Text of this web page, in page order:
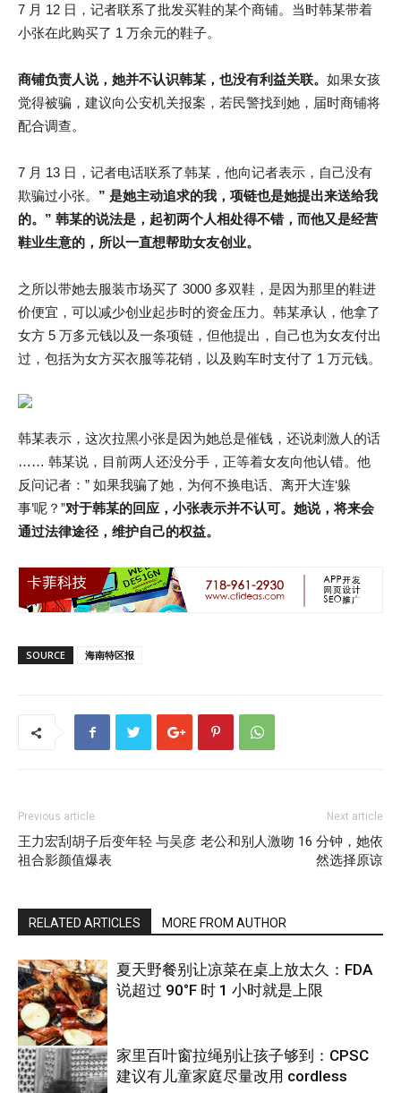
7 月 12 日，记者联系了批发买鞋的某个商铺。当时韩某带着
小张在此购买了 1 万余元的鞋子。
商铺负责人说，她并不认识韩某，也没有利益关联。 如果女孩
觉得被骗，建议向公安机关报案，若民警找到她，届时商铺将
配合调查。
7 月 13 日，记者电话联系了韩某，他向记者表示，自己没有
欺骗过小张。 ” 是她主动追求的我，项链也是她提出来送给我
的。” 韩某的说法是，起初两个人相处得不错，而他又是经营
鞋业生意的，所以一直想帮助女友创业。
之所以带她去服装市场买了 3000 多双鞋，是因为那里的鞋进
价便宜，可以减少创业起步时的资金压力。韩某承认，他拿了
女方 5 万多元钱以及一条项链，但他提出，自己也为女友付出
过，包括为女方买衣服等花销，以及购车时支付了 1 万元钱。
韩某表示，这次拉黑小张是因为她总是催钱，还说刺激人的话
…… 韩某说，目前两人还没分手，正等着女友向他认错。他
反问记者：” 如果我骗了她，为何不换电话、离开大连‘躲
事’呢？”对于韩某的回应，小张表示并不认可。她说，将来会
通过法律途径，维护自己的权益。
SOURCE 海南特区报
Previous article
王力宏刮胡子后变年轻 与吴彦
祖合影颜值爆表
Next article
老公和别人激吻 16 分钟，她依
然选择原谅
RELATED ARTICLES MORE FROM AUTHOR
热点
夏天野餐别让凉菜在桌上放太久：FDA
说超过 90°F 时 1 小时就是上限
家里百叶窗拉绳别让孩子够到：CPSC
建议有儿童家庭尽量改用 cordless